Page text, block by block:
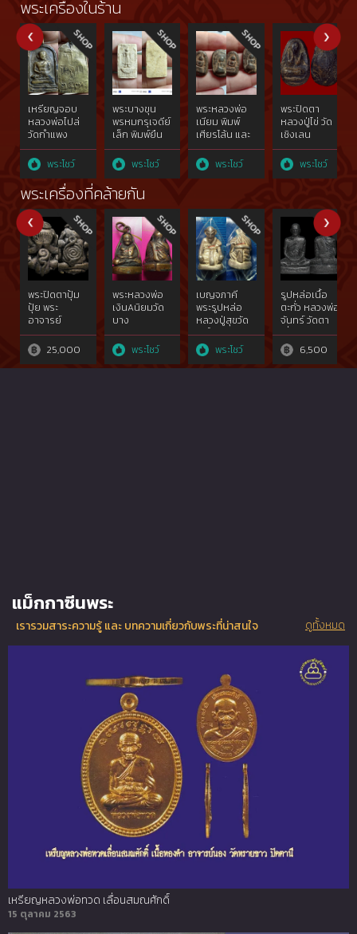
พระเครื่องในร้าน
เหรียญจอบ
หลวงพ่อไปล่
วัดกำแพง
พระโชว์
พระบางขุน
พรหมกรุเจดีย์
เล็ก พิมพ์ยืน
ประทานพร
พระโชว์
พระหลวงพ่อ
เนียม พิมพ์
เศียรโล้น และ
พิมพ์เศียร
แหลม สอง
หน้า
พระโชว์
พระปิดตา
หลวงปู่ไข่ วัด
เชิงเลน
พระโชว์
พระเครื่องที่คล้ายกัน
พระปิดตาปุ้ม
ปุ้ย พระ
อาจารย์
อดิเรก วัด
หนองทราย
25,000
พระหลวงพ่อ
เงินAนิยมวัด
บาง
คลานฯ,องค์
ที่2จอบยุค
ต้น๒๔๕๐
จ.พิจิตรที่ไม่
พระโชว์
เบญจภาคี
พระรูปหล่อ
หลวงปู่สุขวัด
โพธิ์ทรายทอง
รุ่นแรก เนื้อ
เงิน ปี2498-
03พิมพ์
พระโชว์
รูปหล่อเนื้อ
ตะกั่ว หลวงพ่อ
จันทร์ วัดตา
เจี่ย
6,500
แม็กกาซีนพระ
เรารวมสาระความรู้ และ บทความเกี่ยวกับพระที่น่าสนใจ
เหรียญหลวงพ่อทวด เลื่อนสมณศักดิ์
15 ตุลาคม 2563
ดูทั้งหมด